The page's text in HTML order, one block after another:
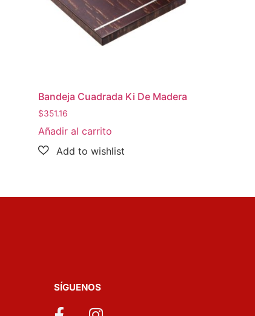
Bandeja Cuadrada Ki De Madera
$351.16
Añadir al carrito
SÍGUENOS